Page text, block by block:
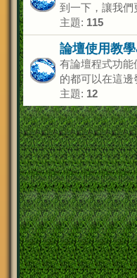
到一下，讓我們
主題: 115
論壇使用教
有論壇程式功能
的都可以在這邊
主題: 12